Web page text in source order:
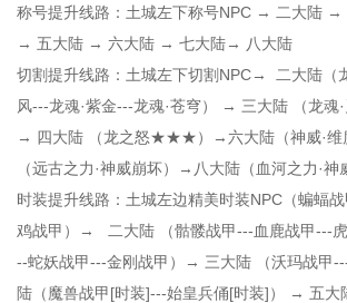
称号提升线路：土城左下称号NPC → 二大陆
→ 五大陆 → 六大陆 → 七大陆→ 八大陆
切割提升线路：土城左下切割NPC→ 二大陆（
风---龙魂·紫金---龙魂·苍穹） → 三大陆 （龙魂·
→ 四大陆 （龙之怒★★★）→六大陆（神威·维
（远古之力·神威崩坏）→八大陆（血河之力·神
时装提升线路：土城左边精美时装NPC（蝙蝠
鸡战甲）→ 二大陆 （骷髅战甲---血鹿战甲---
--蛇妖战甲---金刚战甲）→ 三大陆 （沃玛战甲
陆（魔兽战甲[时装]---始皇兵俑[时装]） → 五大